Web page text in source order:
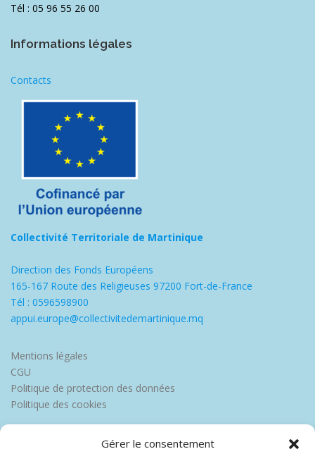
Gérer le consentement
Tél : 05 96 55 26 00
Informations légales
Contacts
Collectivité Territoriale de Martinique
Direction des Fonds Européens
165-167 Route des Religieuses 97200 Fort-de-France
Tél : 0596598900
appui.europe@collectivitedemartinique.mq
Mentions légales
CGU
Politique de protection des données
Politique des cookies